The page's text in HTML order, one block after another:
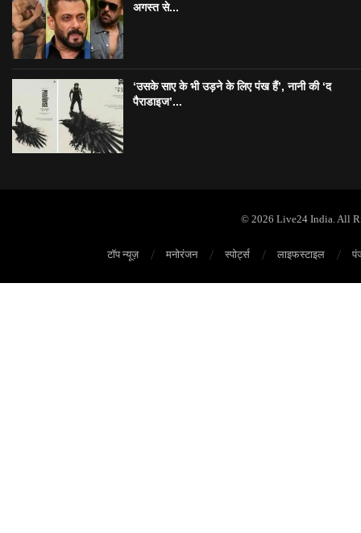
अगस्त से...
‘उसके साए के भी उड़ने के लिए पंख हैं’, नानी की ‘द
पैराडाइज’...
© 2026 Live24 India. All
टॉप न्यूज़ मनोरंजन स्पोर्ट्स लाइफस्टाइल